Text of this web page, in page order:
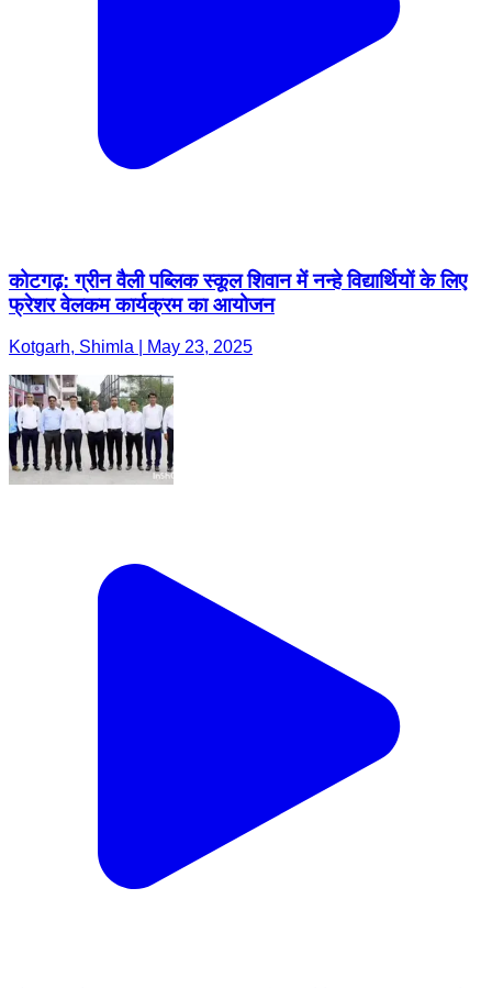
कोटगढ़: ग्रीन वैली पब्लिक स्कूल शिवान में नन्हे विद्यार्थियों के लिए
फ्रेशर वेलकम कार्यक्रम का आयोजन
Kotgarh, Shimla | May 23, 2025